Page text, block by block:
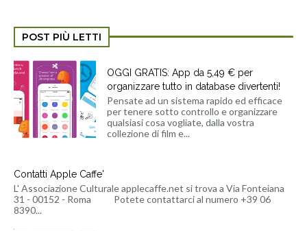
POST PIÙ LETTI
OGGI GRATIS: App da 5,49 € per
organizzare tutto in database divertenti!
Pensate ad un sistema rapido ed efficace
per tenere sotto controllo e organizzare
qualsiasi cosa vogliate, dalla vostra
collezione di film e...
Contatti Apple Caffe'
L' Associazione Culturale applecaffe.net si trova a Via Fonteiana
31 - 00152 - Roma Potete contattarci al numero +39 06
8390...